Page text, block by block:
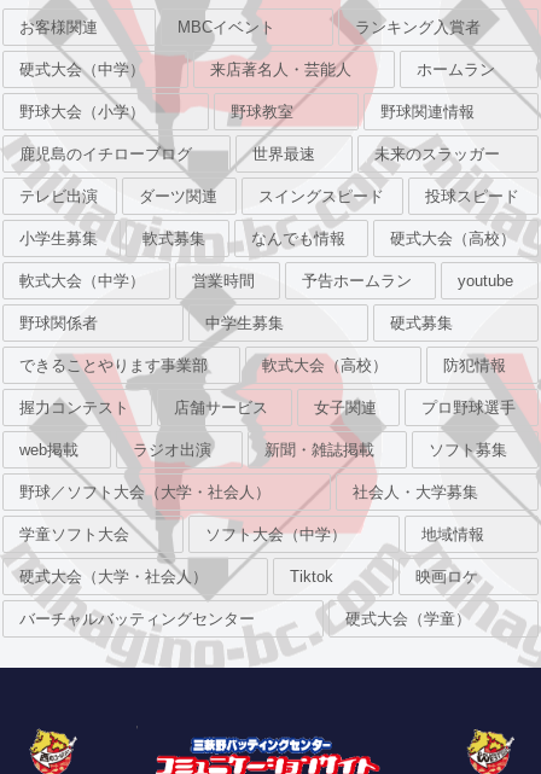
お客様関連 MBCイベント ランキング入賞者
硬式大会（中学） 来店著名人・芸能人 ホームラン
野球大会（小学） 野球教室 野球関連情報
鹿児島のイチローブログ 世界最速 未来のスラッガー
テレビ出演 ダーツ関連 スイングスピード 投球スピード
小学生募集 軟式募集 なんでも情報 硬式大会（高校）
軟式大会（中学） 営業時間 予告ホームラン youtube
野球関係者 中学生募集 硬式募集
できることやります事業部 軟式大会（高校） 防犯情報
握力コンテスト 店舗サービス 女子関連 プロ野球選手
web掲載 ラジオ出演 新聞・雑誌掲載 ソフト募集
野球／ソフト大会（大学・社会人） 社会人・大学募集
学童ソフト大会 ソフト大会（中学） 地域情報
硬式大会（大学・社会人） Tiktok 映画ロケ
バーチャルバッティングセンター 硬式大会（学童）